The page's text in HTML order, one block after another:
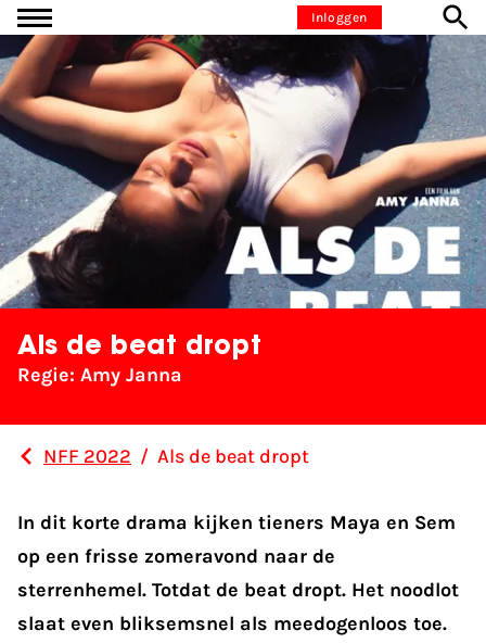
Ga naar inhoudInloggen
Als de beat dropt
Regie: Amy Janna
NFF 2022 / Als de beat dropt
In dit korte drama kijken tieners Maya en Sem
op een frisse zomeravond naar de
sterrenhemel. Totdat de beat dropt. Het noodlot
slaat even bliksemsnel als meedogenloos toe.